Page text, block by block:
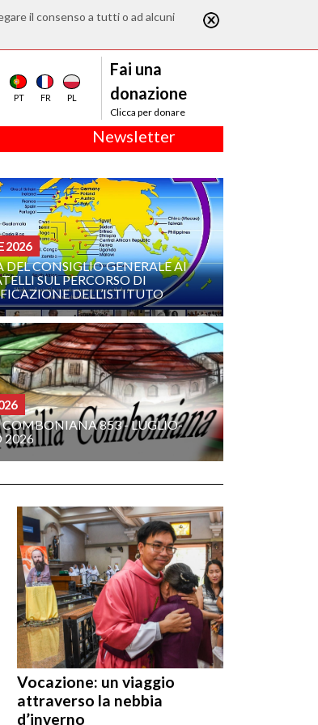
il consenso a tutti o ad alcuni
PT FR PL
Fai una
donazione
Clicca per donare
Newsletter
2026
DEL CONSIGLIO GENERALE AI
SUL PERCORSO DI
DELL’ISTITUTO
853 - LUGLIO-
2026
Vocazione: un viaggio
attraverso la nebbia
d’inverno